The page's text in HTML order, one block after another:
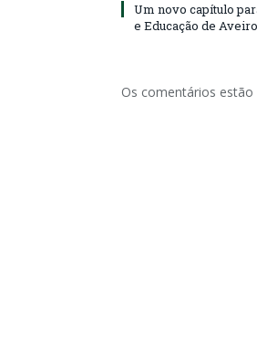
Um novo capítulo
e Educação de
Os comentários estão